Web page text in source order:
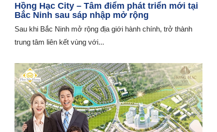
Hồng Hạc City – Tâm điểm phát triển mới tại
Bắc Ninh sau sáp nhập mở rộng
Sau khi Bắc Ninh mở rộng địa giới hành chính, trở thành
trung tâm liên kết vùng với...